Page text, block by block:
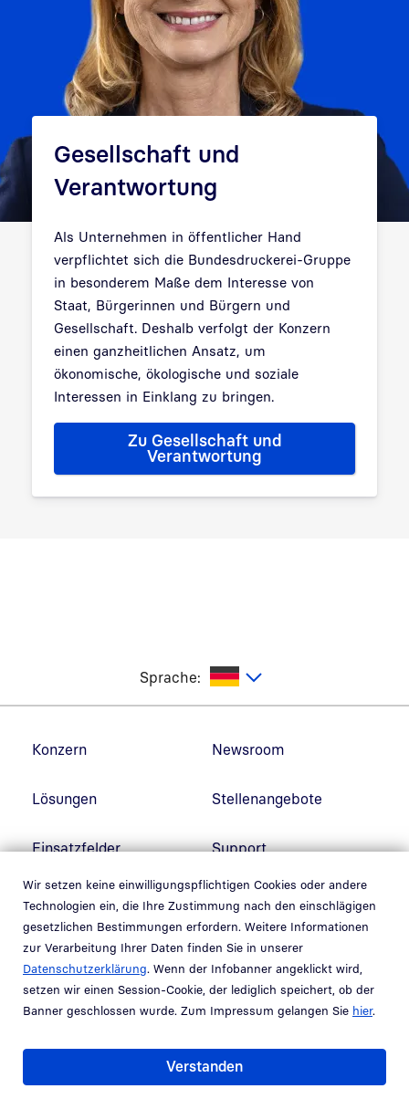
Wir setzen keine einwilligungspflichtigen Cookies oder andere
Technologien ein, die Ihre Zustimmung nach den einschlägigen
gesetzlichen Bestimmungen erfordern. Weitere Informationen
zur Verarbeitung Ihrer Daten finden Sie in unserer
Datenschutzerklärung. Wenn der Infobanner angeklickt wird,
setzen wir einen Session-Cookie, der lediglich speichert, ob der
Banner geschlossen wurde. Zum Impressum gelangen Sie hier.
Verstanden
Gesellschaft und
Verantwortung
Als Unternehmen in öffentlicher Hand
verpflichtet sich die Bundesdruckerei-Gruppe
in besonderem Maße dem Interesse von
Staat, Bürgerinnen und Bürgern und
Gesellschaft. Deshalb verfolgt der Konzern
einen ganzheitlichen Ansatz, um
ökonomische, ökologische und soziale
Interessen in Einklang zu bringen.
Zu Gesellschaft und
Verantwortung
Sprache:
Konzern
Lösungen
Einsatzfelder
Innovation Hub
Newsletter
Newsroom
Stellenangebote
Support
Service-Portal
Link in neuem Fenster öffnen
Kunden-Portal
Link in neuem Fenster öffnen